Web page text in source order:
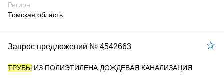
Регион
Томская область
Запрос предложений № 4542663
ТРУБЫ ИЗ ПОЛИЭТИЛЕНА ДОЖДЕВАЯ КАНАЛИЗАЦИЯ